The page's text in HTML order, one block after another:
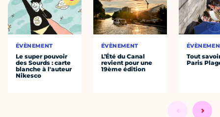
ÉVÈNEMENT
Le super pouvoir
des Sourds : carte
blanche à l'auteur
Nikesco
ÉVÈNEMENT
L’Été du Canal
revient pour une
19ème édition
Tout
Paris